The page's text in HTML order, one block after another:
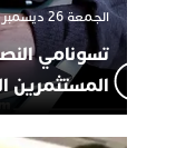
الجمعة 26 ديسمبر 2025 - 13:04
المستثمرين